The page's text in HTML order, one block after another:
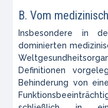
B. Vom
Insbesondere in
dominierten
Definitionen
Behinderung von